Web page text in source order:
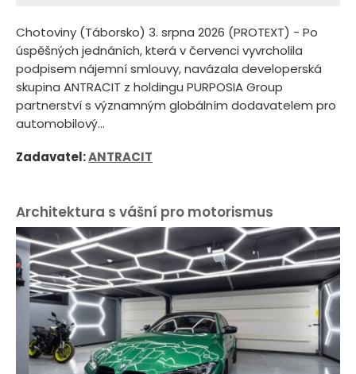
Chotoviny (Táborsko) 3. srpna 2026 (PROTEXT) - Po
úspěšných jednáních, která v červenci vyvrcholila
podpisem nájemní smlouvy, navázala developerská
skupina ANTRACIT z holdingu PURPOSIA Group
partnerství s významným globálním dodavatelem pro
automobilový...
Zadavatel:ANTRACIT
Architektura s vášní pro motorismus